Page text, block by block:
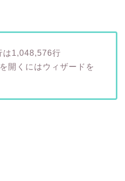
は1,048,576行
開くにはウィザードを